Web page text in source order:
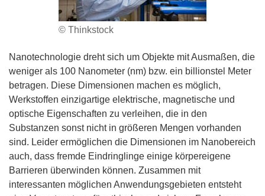
© Thinkstock
Nanotechnologie dreht sich um Objekte mit Ausmaßen, die
weniger als 100 Nanometer (nm) bzw. ein billionstel Meter
betragen. Diese Dimensionen machen es möglich,
Werkstoffen einzigartige elektrische, magnetische und
optische Eigenschaften zu verleihen, die in den
Substanzen sonst nicht in größeren Mengen vorhanden
sind. Leider ermöglichen die Dimensionen im Nanobereich
auch, dass fremde Eindringlinge einige körpereigene
Barrieren überwinden können. Zusammen mit
interessanten möglichen Anwendungsgebieten entsteht